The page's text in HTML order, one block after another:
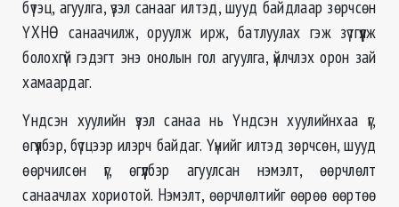
бүтэц, агуулга, үзэл санааг илтэд, шууд байдлаар зөрчсөн
ҮХНӨ санаачилж, оруулж ирж, батлуулах гэж зүтгүүлж
болохгүй гэдэгт энэ онолын гол агуулга, үйлчлэх орон зай
хамаардаг.
Үндсэн хуулийн үзэл санаа нь Үндсэн хуулийнхаа үг,
өгүүлбэр, бүтцээр илэрч байдаг. Үүнийг илтэд зөрчсөн, шууд
өөрчилсөн үг, өгүүлбэр агуулсан нэмэлт, өөрчлөлт
санаачлах хориотой. Нэмэлт, өөрчлөлтийг өөрөө өөртөө